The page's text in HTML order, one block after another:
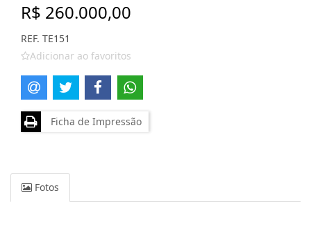
R$ 260.000,00
REF. TE151
Adicionar ao favoritos
Ficha de Impressão
Fotos